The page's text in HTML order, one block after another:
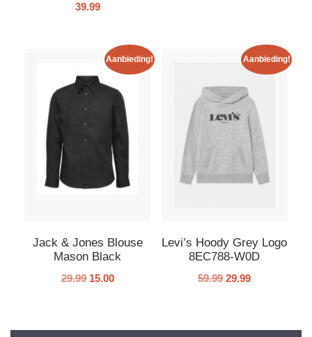
39.99
Aanbieding!
Jack & Jones Blouse
Mason Black
29.99 15.00
Aanbieding!
Levi’s Hoody Grey Logo
8EC788-W0D
59.99 29.99